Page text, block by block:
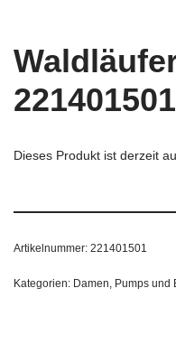
221401501
Dieses Produkt ist derzeit
Artikelnummer: 221401501
Kategorien: Damen Pumps und